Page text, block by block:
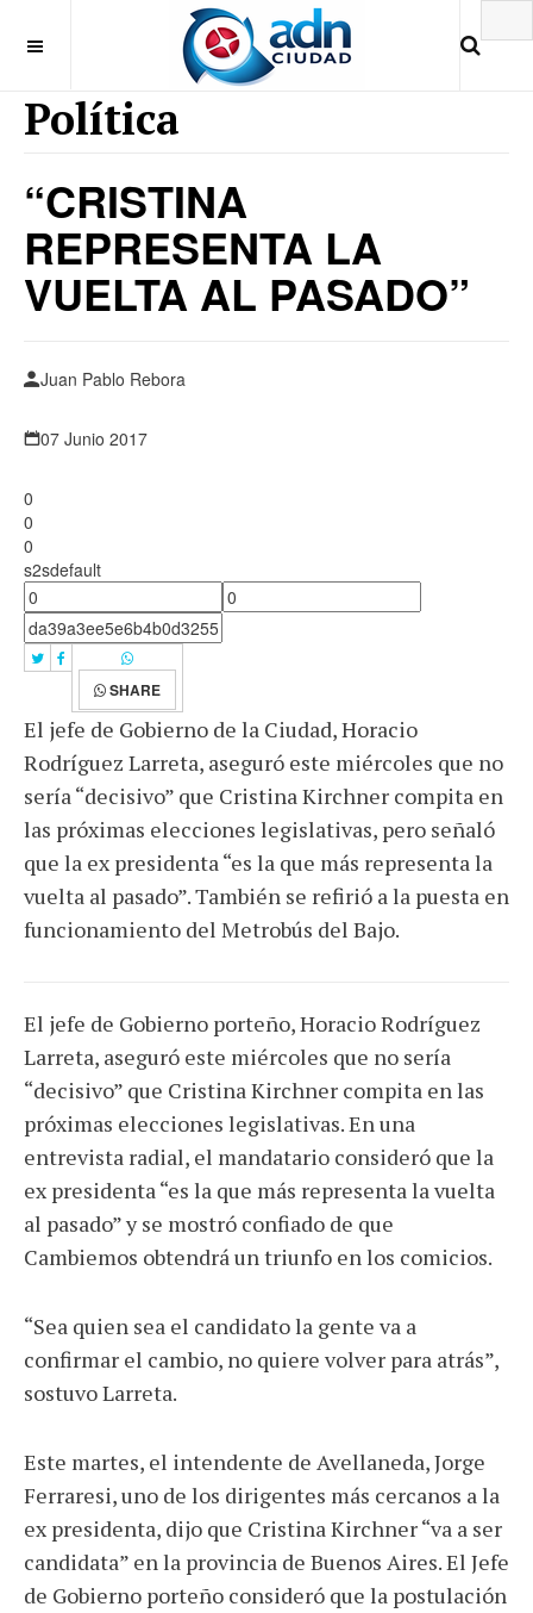
Política
“CRISTINA
REPRESENTA LA
VUELTA AL PASADO”
Juan Pablo Rebora
07 Junio 2017
0
0
0
s2sdefault
SHARE
El jefe de Gobierno de la Ciudad, Horacio
Rodríguez Larreta, aseguró este miércoles que no
sería “decisivo” que Cristina Kirchner compita en
las próximas elecciones legislativas, pero señaló
que la ex presidenta “es la que más representa la
vuelta al pasado”. También se refirió a la puesta en
funcionamiento del Metrobús del Bajo.
El jefe de Gobierno porteño, Horacio Rodríguez
Larreta, aseguró este miércoles que no sería
“decisivo” que Cristina Kirchner compita en las
próximas elecciones legislativas. En una
entrevista radial, el mandatario consideró que la
ex presidenta “es la que más representa la vuelta
al pasado” y se mostró confiado de que
Cambiemos obtendrá un triunfo en los comicios.
“Sea quien sea el candidato la gente va a
confirmar el cambio, no quiere volver para atrás”,
sostuvo Larreta.
Este martes, el intendente de Avellaneda, Jorge
Ferraresi, uno de los dirigentes más cercanos a la
ex presidenta, dijo que Cristina Kirchner “va a ser
candidata” en la provincia de Buenos Aires. El Jefe
de Gobierno porteño consideró que la postulación